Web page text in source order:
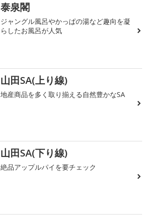
泰泉閣
ジャングル風呂やかっぱの湯など趣向を凝
らしたお風呂が人気
山田SA(上り線)
地産商品を多く取り揃える自然豊かなSA
山田SA(下り線)
絶品アップルパイを要チェック